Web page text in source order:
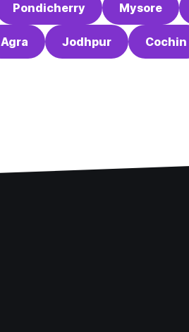
Pondicherry Mysore
Agra Jodhpur Cochin